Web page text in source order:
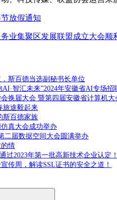
放假通知
业集聚区发展联盟成立大会顺
斯百德当选副秘书长单位
智汇未来”2024年安徽省AI专场招
换届大会 暨第四届安徽省计算机大
旅途毅起来
百德家族
真大会成功举办
二届数据空间大会圆满举办
情
过2023年第一批高新技术企业认定
传周，解读SSL证书的安全之道！